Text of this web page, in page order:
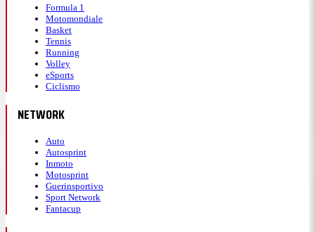
Formula 1
Motomondiale
Basket
Tennis
Running
Volley
eSports
Ciclismo
NETWORK
Auto
Autosprint
Inmoto
Motosprint
Guerinsportivo
Sport Network
Fantacup